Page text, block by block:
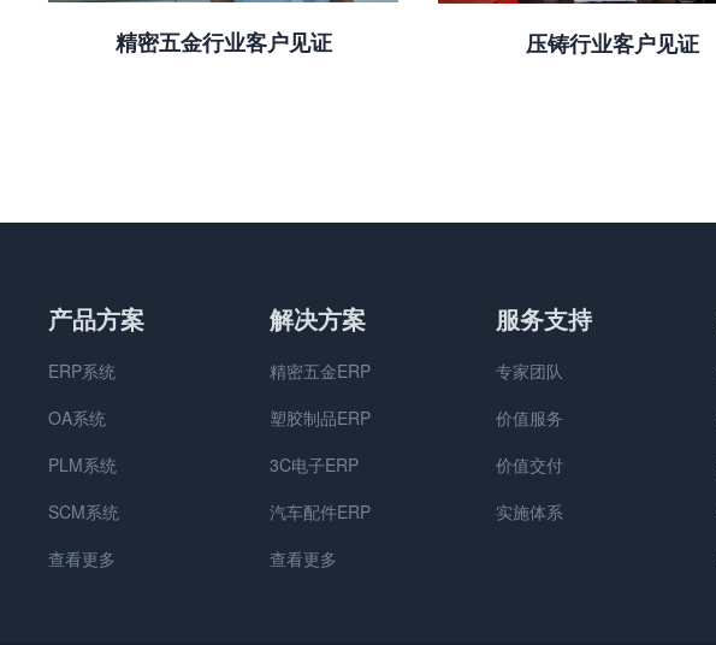
精密五金行业客户见证 压铸行业客户见证
产品方案
ERP系统
OA系统
PLM系统
SCM系统
查看更多
解决方案
精密五金ERP
塑胶制品ERP
3C电子ERP
汽车配件ERP
查看更多
服务支持
专家团队
价值服务
价值交付
实施体系